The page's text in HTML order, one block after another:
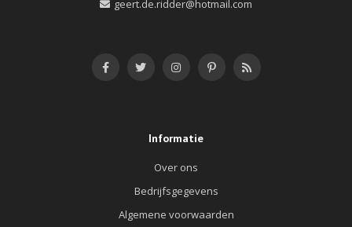
geert.de.ridder@hotmail.com
Informatie
Over ons
Bedrijfsgegevens
Algemene voorwaarden